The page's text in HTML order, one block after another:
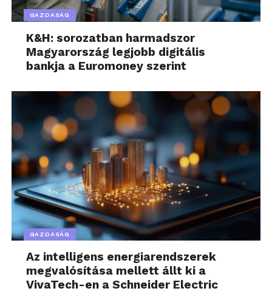
GAZDASÁG
K&H: sorozatban harmadszor
Magyarország legjobb digitális
bankja a Euromoney szerint
GAZDASÁG
Az intelligens energiarendszerek
megvalósítása mellett állt ki a
VivaTech-en a Schneider Electric